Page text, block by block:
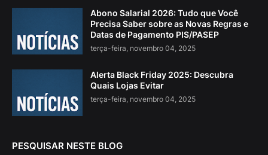
Abono Salarial 2026: Tudo que Você
Precisa Saber sobre as Novas Regras e
Datas de Pagamento PIS/PASEP
terça-feira, novembro 04, 2025
Alerta Black Friday 2025: Descubra
Quais Lojas Evitar
terça-feira, novembro 04, 2025
PESQUISAR NESTE BLOG